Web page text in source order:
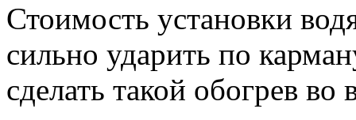
Стоимость установки
сильно ударить по
сделать такой обогрев